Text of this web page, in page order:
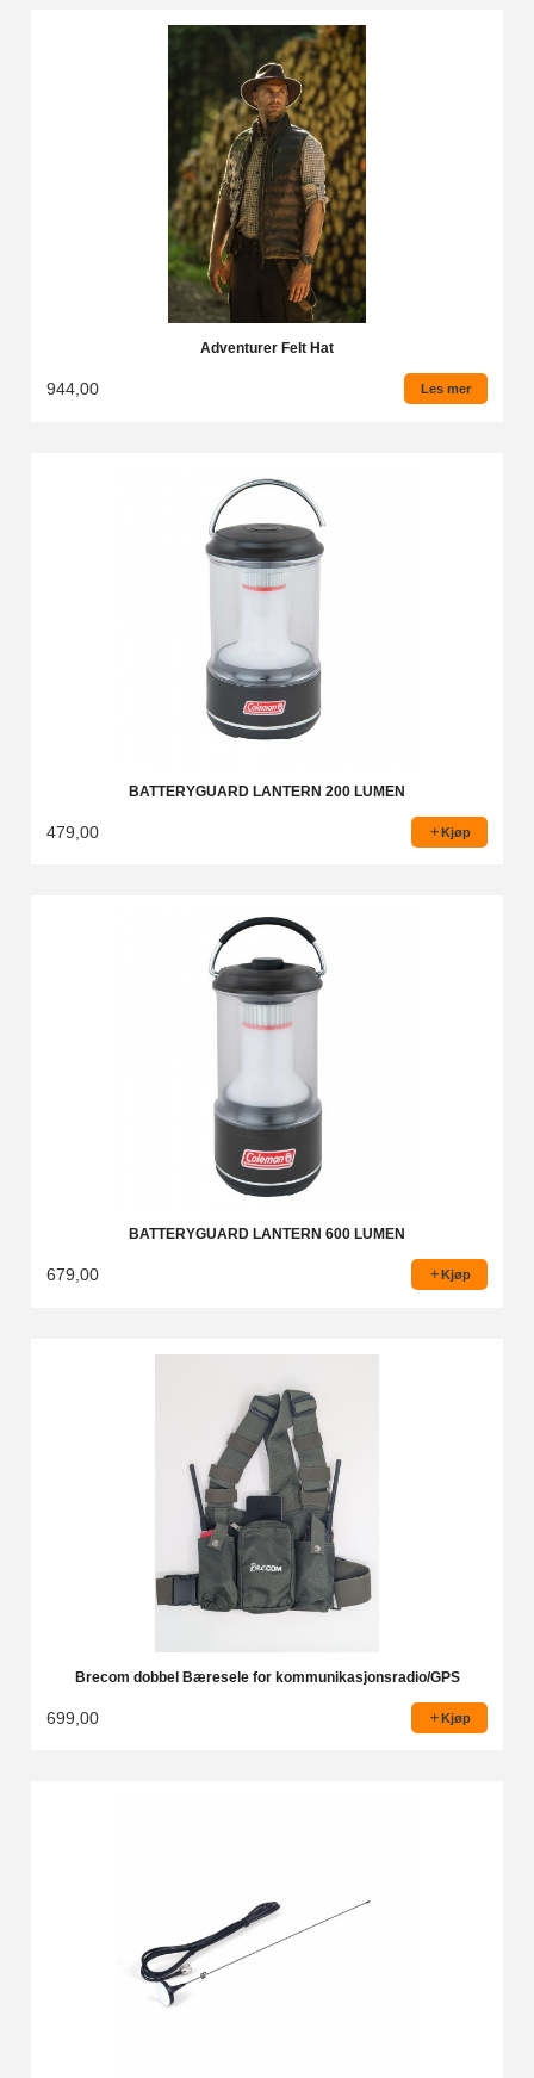
Adventurer Felt Hat
944,00 Les mer
BATTERYGUARD LANTERN 200 LUMEN
479,00 Kjøp
BATTERYGUARD LANTERN 600 LUMEN
679,00 Kjøp
Brecom dobbel Bæresele for kommunikasjonsradio/GPS
699,00 Kjøp